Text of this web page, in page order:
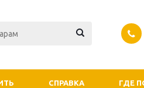
СПРАВКА ГДЕ